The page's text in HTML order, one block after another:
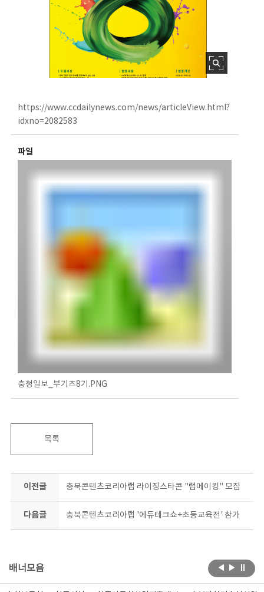
https://www.ccdailynews.com/news/articleView.html?
idxno=2082583
파일
충청일보_부기즈8기.PNG
목록
이전글 충북콘텐츠코리아랩 라이징스타콘 "랩메이킹" 모집
다음글 충북콘텐츠코리아랩 '에듀테크쇼+초등교육전' 참가
배너모음